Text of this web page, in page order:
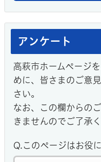
アンケート
高萩市ホームページ
めに、皆さまのご意
さい。
なお、この欄からの
きませんのでご了承く
Q.このページはお役